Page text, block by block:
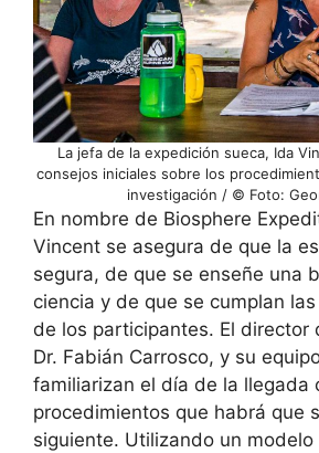
La jefa de la expedición sueca, Ida
consejos iniciales sobre los
investigación / © Foto:
En nombre de Biosphere
Vincent se asegura de que la
segura, de que se enseñe una
ciencia y de que se cumplan
de los participantes. El director
Dr. Fabián Carrosco, y su
familiarizan el día de la llegada
procedimientos que habrá que
siguiente. Utilizando un